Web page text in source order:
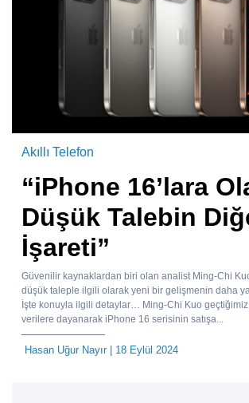
Akıllı Telefon
“iPhone 16’lara
Düşük Talebin
İşareti”
Güvenilir kaynaklardan biri olan analist Ming-Chi
düşük taleple ilgili olarak yeni bir gelişmenin daha
İşte konuyla ilgili detaylar… Ming-Chi Kuo
verilere dayanarak iPhone 16 serisinin satışa...
Hasan Uğur Nayır| 18 Eylül 2024